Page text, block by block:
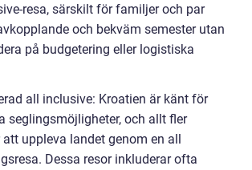
resa, särskilt för familjer och par
och bekväm semester utan
på budgetering eller logistiska
all inclusive: Kroatien är känt för
seglingsmöjligheter, och allt fler
att uppleva landet genom en all
Dessa resor inkluderar ofta